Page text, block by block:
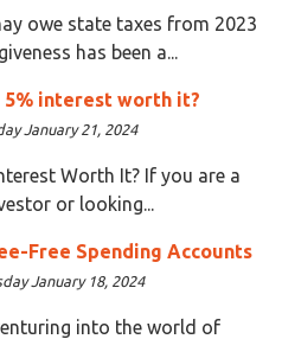
owe state taxes from 2023
has been a...
5% interest worth it?
January 21, 2024
Worth It? If you are a
or looking...
Free Spending Accounts
January 18, 2024
into the world of